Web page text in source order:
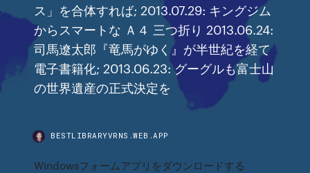
ス」を合体すれば; 2013.07.29: キングジム
からスマートな Ａ４ 三つ折り 2013.06.24:
司馬遼太郎『竜馬がゆく』が半世紀を経て
電子書籍化; 2013.06.23: グーグルも富士山
の世界遺産の正式決定を
BESTLIBRARYVRNS.WEB.APP
Windowsフォームアプリをダウンロードする